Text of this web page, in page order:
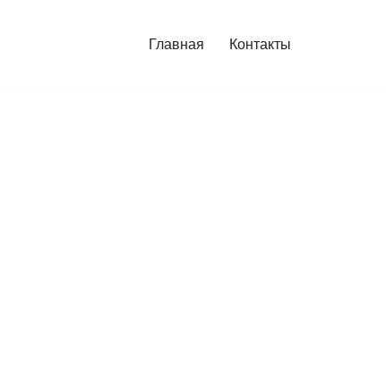
Главная Контакты